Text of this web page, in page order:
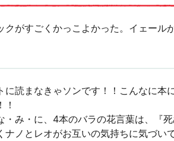
クがすごくかっこよかった。イェール
に読まなきゃソンです！！こんなに本
！
・み・に、4本のバラの花言葉は、『
ナノとレオがお互いの気持ちに気づい